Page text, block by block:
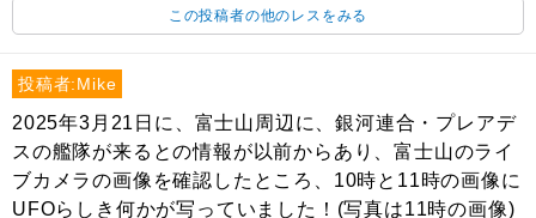
この投稿者の他のレスをみる
投稿者:Mike
2025年3月21日に、富士山周辺に、銀河連合・プレアデ
スの艦隊が来るとの情報が以前からあり、富士山のライ
ブカメラの画像を確認したところ、10時と11時の画像に
UFOらしき何かが写っていました！(写真は11時の画像)